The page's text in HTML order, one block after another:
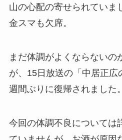
山の心配の寄せられていま
金スマも欠席。
まだ体調がよくならないの
が、15日放送の「中居正
週間ぶりに復帰されました。
今回の体調不良については